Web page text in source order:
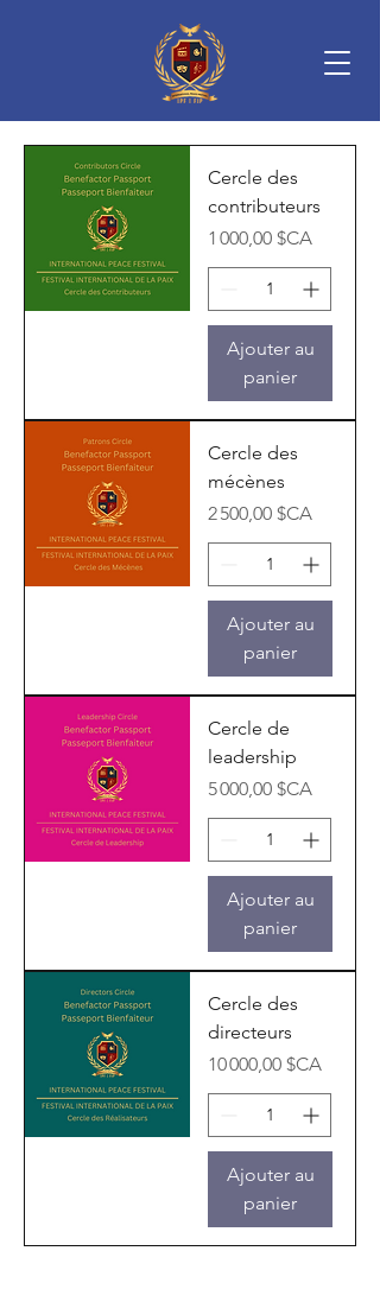
Cercle des
contributeurs
Prix
1 000,00 $CA
Ajouter au
panier
Cercle des
mécènes
Prix
2 500,00 $CA
Ajouter au
panier
Cercle de
leadership
Prix
5 000,00 $CA
Ajouter au
panier
Cercle des
directeurs
Prix
10 000,00 $CA
Ajouter au
panier